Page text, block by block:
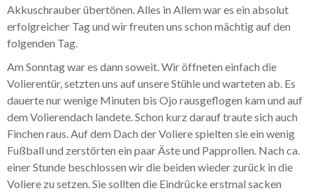
Akkuschrauber übertönen. Alles in Allem war es ein absolut
erfolgreicher Tag und wir freuten uns schon mächtig auf den
folgenden Tag.
Am Sonntag war es dann soweit. Wir öffneten einfach die
Volierentür, setzten uns auf unsere Stühle und warteten ab. Es
dauerte nur wenige Minuten bis Ojo rausgeflogen kam und auf
dem Volierendach landete. Schon kurz darauf traute sich auch
Finchen raus. Auf dem Dach der Voliere spielten sie ein wenig
Fußball und zerstörten ein paar Äste und Papprollen. Nach ca.
einer Stunde beschlossen wir die beiden wieder zurück in die
Voliere zu setzen. Sie sollten die Eindrücke erstmal sacken